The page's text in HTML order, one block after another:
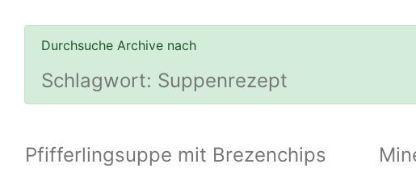
Durchsuche Archive nach
Schlagwort: Suppenrezept
Pfifferlingsuppe mit Brezenchips